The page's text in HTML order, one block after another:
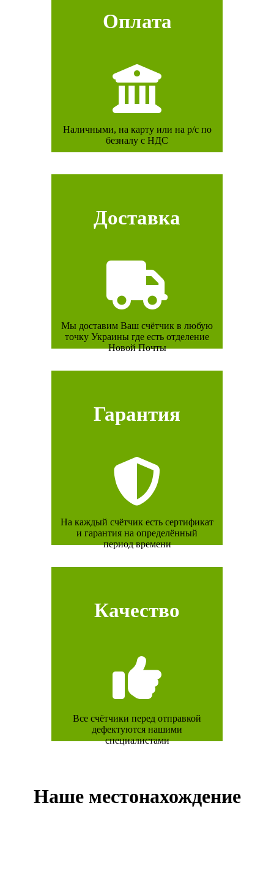
Оплата
Наличными, на карту или на р/с по
безналу с НДС
Доставка
Мы доставим Ваш счётчик в любую
точку Украины где есть отделение
Новой Почты
Гарантия
На каждый счётчик есть сертификат
и гарантия на определённый
период времени
Качество
Все счётчики перед отправкой
дефектуются нашими
специалистами
Наше местонахождение